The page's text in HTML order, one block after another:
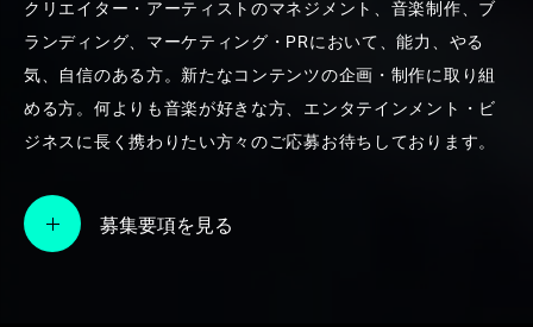
デュース / 楽曲提供】
#Produce
クリエイター・アーティストのマネジメント、音楽制作、ブ
ランディング、マーケティング・PRにおいて、能力、やる
気、自信のある方。新たなコンテンツの企画・制作に取り組
める方。何よりも音楽が好きな方、エンタテインメント・ビ
ジネスに長く携わりたい方々のご応募お待ちしております。
募集要項を見る